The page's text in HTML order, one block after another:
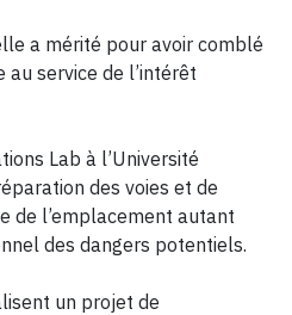
a mérité pour avoir comblé
au service de l’intérêt
Lab à l’Université
des voies et de
de l’emplacement autant
des dangers potentiels.
un projet de